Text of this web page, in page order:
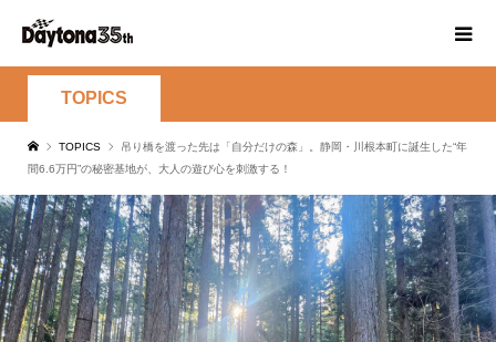
TOPICS
TOPICS
吊り橋を渡った先は「自分だけの森」。静岡・川根本町に誕生した“年
間6.6万円”の秘密基地が、大人の遊び心を刺激する！